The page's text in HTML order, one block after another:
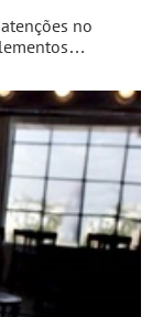
no